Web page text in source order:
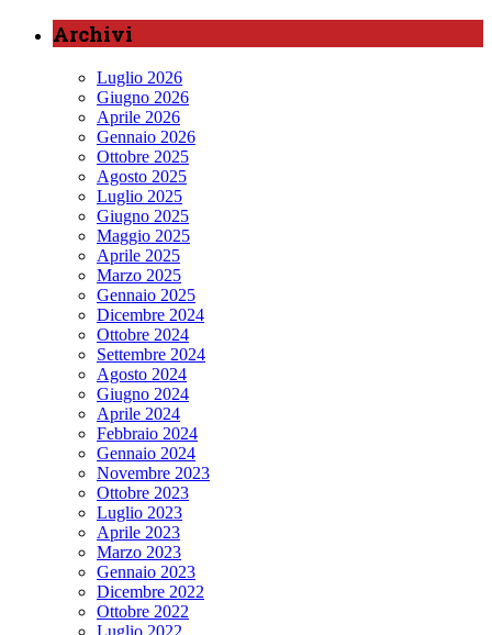
Archivi
Luglio 2026
Giugno 2026
Aprile 2026
Gennaio 2026
Ottobre 2025
Agosto 2025
Luglio 2025
Giugno 2025
Maggio 2025
Aprile 2025
Marzo 2025
Gennaio 2025
Dicembre 2024
Ottobre 2024
Settembre 2024
Agosto 2024
Giugno 2024
Aprile 2024
Febbraio 2024
Gennaio 2024
Novembre 2023
Ottobre 2023
Luglio 2023
Aprile 2023
Marzo 2023
Gennaio 2023
Dicembre 2022
Ottobre 2022
Luglio 2022